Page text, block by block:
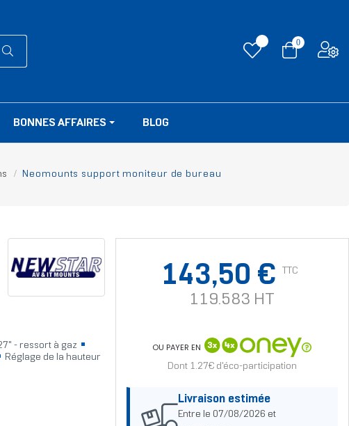
0
BONNES AFFAIRES BLOG
Neomounts support moniteur de bureau
- ressort à gaz
Réglage de la hauteur
143,50 € TTC
119.583 HT
OU PAYER EN
Dont 1.27€ d'éco-participation
Livraison estimée
Entre le 07/08/2026 et